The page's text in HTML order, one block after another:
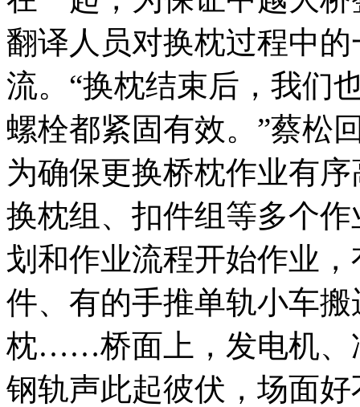
翻译人员对换枕过程中
流。“换枕结束后，我们
螺栓都紧固有效。”蔡松
为确保更换桥枕作业有
换枕组、扣件组等多个
划和作业流程开始作业
件、有的手推单轨小车
枕……桥面上，发电机、
钢轨声此起彼伏，场面